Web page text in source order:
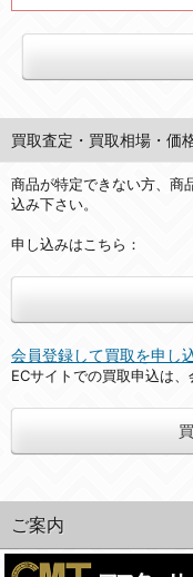
買取査定・買取相場・価
商品が特定できない方、商
込み下さい。
申し込みはこちら：
会員登録して買取を申し
ECサイトでの買取申込は、
ご案内